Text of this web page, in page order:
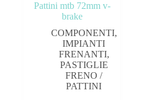
OUTLET
Pattini mtb 72mm v-
brake
COMPONENTI,
IMPIANTI
FRENANTI,
PASTIGLIE
FRENO /
PATTINI